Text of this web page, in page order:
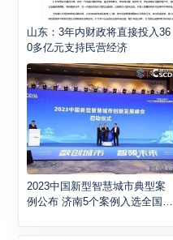
山东：3年内财政将直接投入36
0多亿元支持民营经济
2023中国新型智慧城市典型案
例公布 济南5个案例入选全国百